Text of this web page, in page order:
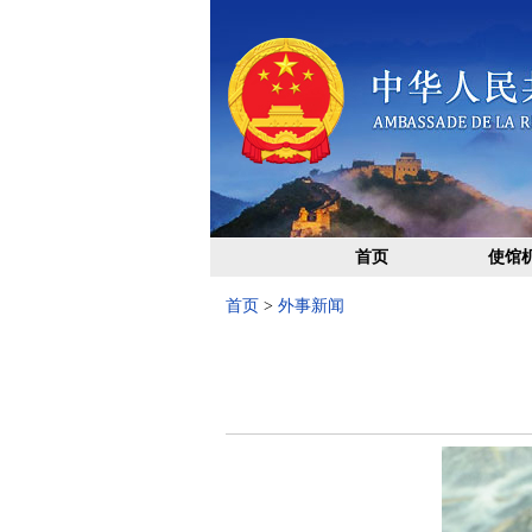
首页 使馆
首页 > 外事新闻